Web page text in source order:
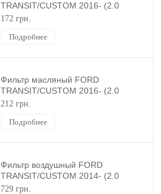
TRANSIT/CUSTOM 2016- (2.0
ECOBLUE) HMPX
172 грн.
Подробнее
Фильтр масляный FORD
TRANSIT/CUSTOM 2016- (2.0
ECOBLUE) DP GROUP
212 грн.
Подробнее
Фильтр воздушный FORD
TRANSIT/CUSTOM 2014- (2.0
EcoBlue) ORIGINAL
729 грн.